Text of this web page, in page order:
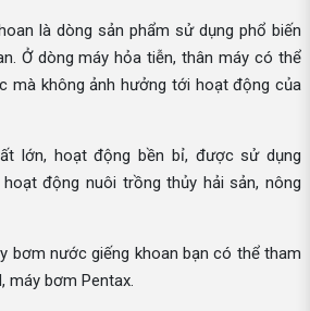
là dòng sản phẩm sử dụng phổ biến
Ở dòng máy hỏa tiễn, thân máy có thể
mà không ảnh hưởng tới hoạt động của
lớn, hoạt động bền bỉ, được sử dụng
động nuôi trồng thủy hải sản, nông
bơm nước giếng khoan bạn có thể tham
máy bơm Pentax.